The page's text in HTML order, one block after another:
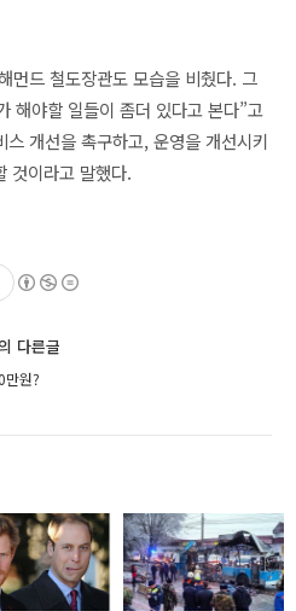
먼드 철도장관도 모습을 비췄다. 그
해야할 일들이 좀더 있다고 본다”고
개선을 촉구하고, 운영을 개선시키
것이라고 말했다.
다른글
만원?